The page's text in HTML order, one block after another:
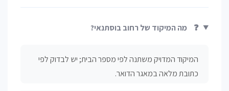
❓ מה המיקוד של רחוב בוסתנאי?
המיקוד המדויק משתנה לפי מספר הבית; יש לבדוק לפי
כתובת מלאה במאגר הדואר.